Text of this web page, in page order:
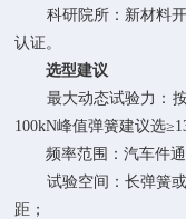
科研院所：新材料开
认证。
选型建议
最大动态试验力：按
100kN峰值弹簧建议选
频率范围：汽车件通
试验空间：长弹簧或
距；